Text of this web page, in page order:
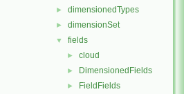
► dimensionedTypes
► dimensionSet
▼ fields
► cloud
► DimensionedFields
► FieldFields